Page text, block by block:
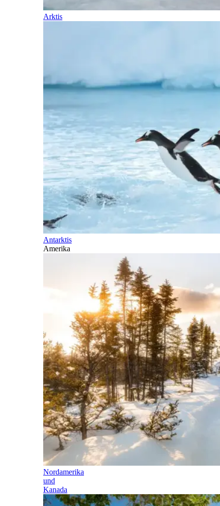
Arktis
Antarktis
Amerika
Nordamerika
und
Kanada